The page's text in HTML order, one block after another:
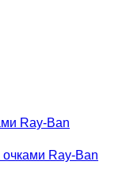
Ray-Ban